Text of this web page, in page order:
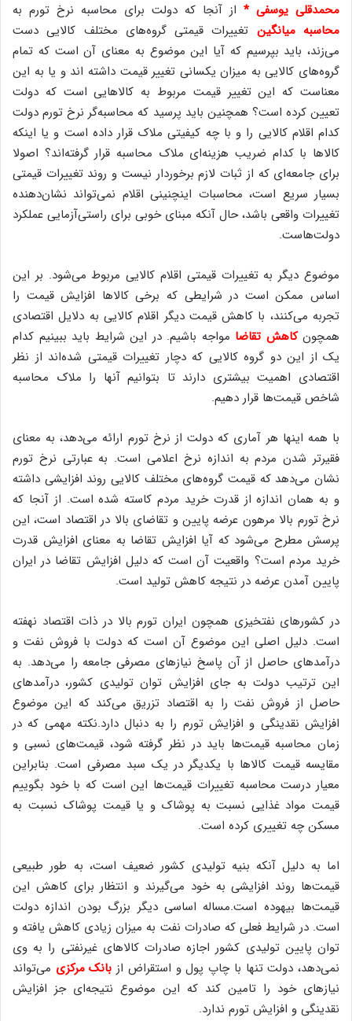
محمدقلی یوسفی * از آنجا که دولت برای محاسبه نرخ تورم به
محاسبه میانگین تغییرات قیمتی گروه‌های مختلف کالایی دست
می‌زند، باید بپرسیم که آیا این موضوع به معنای آن است که تمام
گروه‌های کالایی به میزان یکسانی تغییر قیمت داشته اند و یا به این
معناست که این تغییر قیمت مربوط به کالاهایی است که دولت
تعیین کرده است؟ همچنین باید پرسید که محاسبه‌گر نرخ تورم دولت
کدام اقلام کالایی را و با چه کیفیتی ملاک قرار داده است و یا اینکه
کالاها با کدام ضریب هزینه‌ای ملاک محاسبه قرار گرفته‌اند؟ اصولا
برای جامعه‌ای که از ثبات لازم برخوردار نیست و روند تغییرات قیمتی
بسیار سریع است، محاسبات اینچنینی اقلام نمی‌تواند نشان‌دهنده
تغییرات واقعی باشد، حال آنکه مبنای خوبی برای راستی‌آزمایی عملکرد
دولت‌هاست.
موضوع دیگر به تغییرات قیمتی اقلام کالایی مربوط می‌شود. بر این
اساس ممکن است در شرایطی که برخی کالاها افزایش قیمت را
تجربه می‌کنند، با کاهش قیمت دیگر اقلام کالایی به دلایل اقتصادی
همچونکاهش تقاضا مواجه باشیم. در این شرایط باید ببینیم کدام
یک از این دو گروه کالایی که دچار تغییرات قیمتی شده‌اند از نظر
اقتصادی اهمیت بیشتری دارند تا بتوانیم آنها را ملاک محاسبه
شاخص قیمت‌ها قرار دهیم.
با همه اینها هر آماری که دولت از نرخ تورم ارائه می‌دهد، به معنای
فقیرتر شدن مردم به اندازه نرخ اعلامی است. به عبارتی نرخ تورم
نشان می‌دهد که قیمت گروه‌های مختلف کالایی روند افزایشی داشته
و به همان اندازه از قدرت خرید مردم کاسته شده است. از آنجا که
نرخ تورم بالا مرهون عرضه پایین و تقاضای بالا در اقتصاد است، این
پرسش مطرح می‌شود که آیا افزایش تقاضا به معنای افزایش قدرت
خرید مردم است؟ واقعیت آن است که دلیل افزایش تقاضا در ایران
پایین آمدن عرضه در نتیجه کاهش تولید است.
در کشورهای نفتخیزی همچون ایران تورم بالا در ذات اقتصاد نهفته
است. دلیل اصلی این موضوع آن است که دولت با فروش نفت و
درآمدهای حاصل از آن پاسخ نیازهای مصرفی جامعه را می‌دهد. به
این ترتیب دولت به جای افزایش توان تولیدی کشور، درآمدهای
حاصل از فروش نفت را به اقتصاد تزریق می‌کند که این موضوع
افزایش نقدینگی و افزایش تورم را به دنبال دارد.نکته مهمی که در
زمان محاسبه قیمت‌ها باید در نظر گرفته شود، قیمت‌های نسبی و
مقایسه قیمت کالاها با یکدیگر در یک سبد مصرفی است. بنابراین
معیار درست محاسبه تغییرات قیمت‌ها این است که با خود بگوییم
قیمت مواد غذایی نسبت به پوشاک و یا قیمت پوشاک نسبت به
مسکن چه تغییری کرده است.
اما به دلیل آنکه بنیه تولیدی کشور ضعیف است، به طور طبیعی
قیمت‌ها روند افزایشی به خود می‌گیرند و انتظار برای کاهش این
قیمت‌ها بیهوده است.مساله اساسی دیگر بزرگ بودن اندازه دولت
است. در شرایط فعلی که صادرات نفت به میزان زیادی کاهش یافته و
توان پایین تولیدی کشور اجازه صادرات کالاهای غیرنفتی را به وی
نمی‌دهد، دولت تنها با چاپ پول و استقراض ازبانک مرکزی می‌تواند
نیازهای خود را تامین کند که این موضوع نتیجه‌ای جز افزایش
نقدینگی و افزایش تورم ندارد.